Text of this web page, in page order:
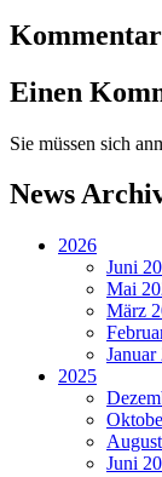
Einen
Sie müssen sich
News
2026
Juni
Mai
März
Januar
2025
Juni